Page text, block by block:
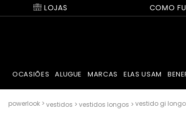
LOJAS COMO
OCASIÕES ALUGUE MARCAS ELAS USAM
vestidos vestidos longos vestido gi